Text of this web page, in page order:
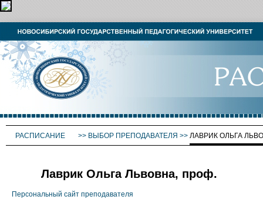
РАСПИСАНИЕ >> ВЫБОР ПРЕПОДАВАТЕЛЯ >> ЛАВРИК ОЛЬГА
Лаврик Ольга Львовна, проф.
Персональный сайт преподавателя